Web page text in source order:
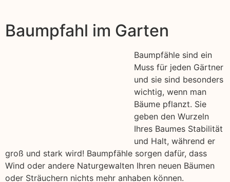
Baumpfahl im Garten
Baumpfähle sind ein
Muss für jeden Gärtner
und sie sind besonders
wichtig, wenn man
Bäume pflanzt. Sie
geben den Wurzeln
Ihres Baumes Stabilität
und Halt, während er
groß und stark wird! Baumpfähle sorgen dafür, dass
Wind oder andere Naturgewalten Ihren neuen Bäumen
oder Sträuchern nichts mehr anhaben können.